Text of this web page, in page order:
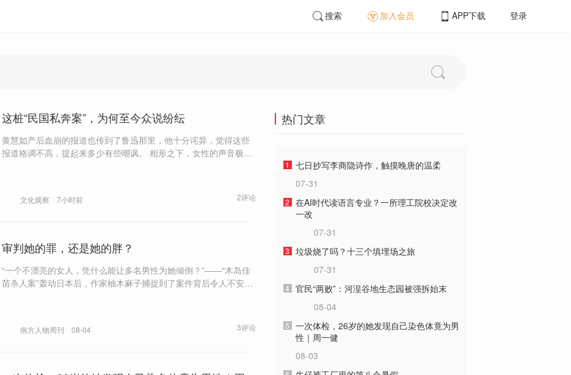
搜索 加入会员 APP下载 登录
这桩“民国私奔案”，为何至今众说纷纭
黄慧如产后血崩的报道也传到了鲁迅那里，他十分诧异，觉得这些
报道格调不高，提起来多少有些嘲讽。 相形之下，女性的声音极为
文化观察 7小时前 2评论
审判她的罪，还是她的胖？
“一个不漂亮的女人，凭什么能让多名男性为她倾倒？”——“木岛佳
苗杀人案”轰动日本后，作家柚木麻子捕捉到了案件背后令人不安的
受歧视而宣布与出版巨头决裂，柚木麻子的笔始终对准日本社会中
那些看不见的规训和不公。
南方人物周刊 08-04 3评论
热门文章
1
七日抄写李商隐诗作，触摸晚唐的温柔
07-31
2
在AI时代读语言专业？一所理工院校决定改
一改
07-31
3
垃圾烧了吗？十三个填埋场之旅
07-31
4
官民“两败”：河湟谷地生态园被强拆始末
08-04
5
一次体检，26岁的她发现自己染色体竟为男
性｜周一健
08-03